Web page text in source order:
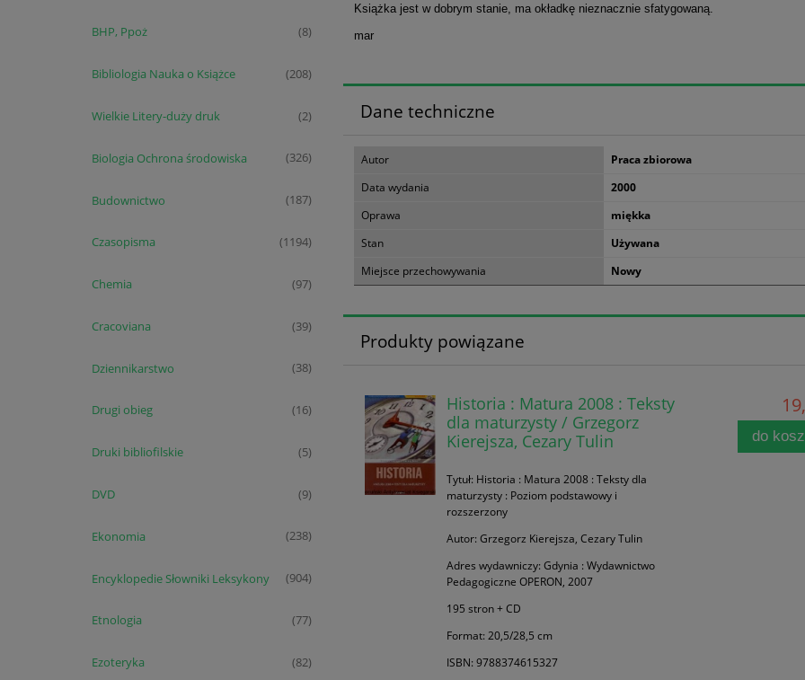
BHP, Ppoż (8)
Bibliologia Nauka o Książce (208)
Wielkie Litery-duży druk (2)
Biologia Ochrona środowiska (326)
Budownictwo (187)
Czasopisma (1194)
Chemia (97)
Cracoviana (39)
Dziennikarstwo (38)
Drugi obieg (16)
Druki bibliofilskie (5)
DVD (9)
Ekonomia (238)
Encyklopedie Słowniki Leksykony (904)
Etnologia (77)
Ezoteryka (82)
Książka jest w dobrym stanie, ma okładkę nieznacznie sfatygowaną.
mar
Dane techniczne
Autor
Praca zbiorowa
Data wydania
2000
Oprawa
miękka
Stan
Używana
Miejsce przechowywania
Nowy
Produkty powiązane
Historia : Matura 2008 : Teksty
dla maturzysty / Grzegorz
Kierejsza, Cezary Tulin
Tytuł: Historia : Matura 2008 : Teksty dla
maturzysty : Poziom podstawowy i
rozszerzony
Autor: Grzegorz Kierejsza, Cezary Tulin
Adres wydawniczy: Gdynia : Wydawnictwo
Pedagogiczne OPERON, 2007
195 stron + CD
Format: 20,5/28,5 cm
ISBN: 9788374615327
do